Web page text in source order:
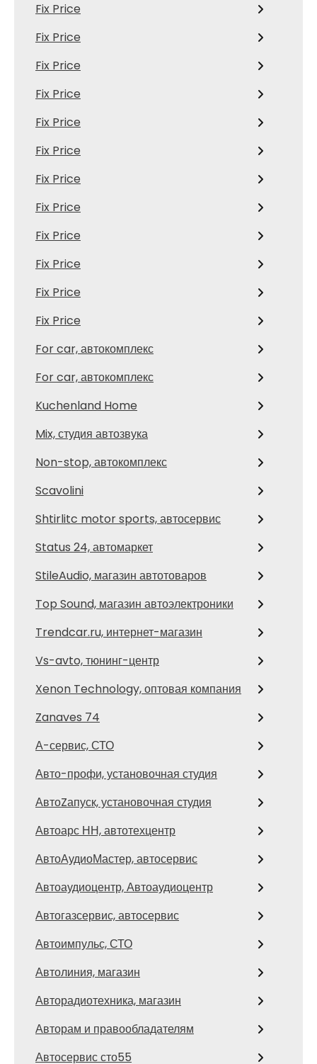
Fix Price
Fix Price
Fix Price
Fix Price
Fix Price
Fix Price
Fix Price
Fix Price
Fix Price
Fix Price
Fix Price
Fix Price
For car, автокомплекс
For car, автокомплекс
Kuchenland Home
Mix, студия автозвука
Non-stop, автокомплекс
Scavolini
Shtirlitc motor sports, автосервис
Status 24, автомаркет
StileAudio, магазин автотоваров
Top Sound, магазин автоэлектроники
Trendcar.ru, интернет-магазин
Vs-avto, тюнинг-центр
Xenon Technology, оптовая компания
Zanaves 74
А-сервис, СТО
Авто-профи, установочная студия
АвтоZапуск, установочная студия
Автоарс НН, автотехцентр
АвтоАудиоМастер, автосервис
Автоаудиоцентр, Автоаудиоцентр
Автогазсервис, автосервис
Автоимпульс, СТО
Автолиния, магазин
Авторадиотехника, магазин
Авторам и правообладателям
Автосервис сто55